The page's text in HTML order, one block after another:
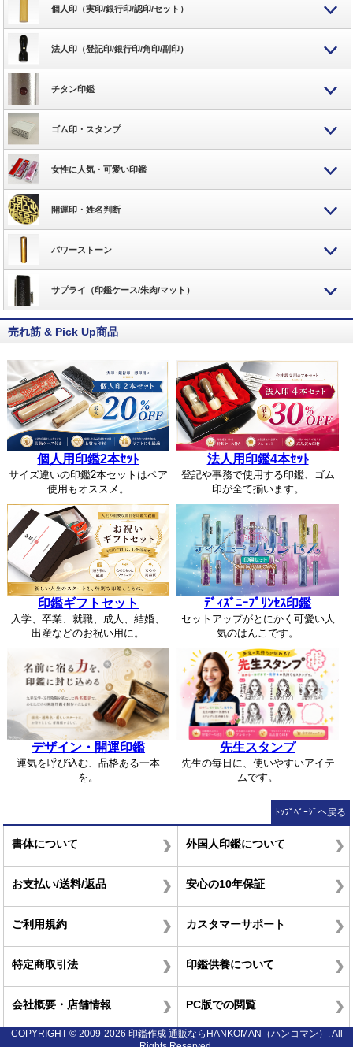
個人印（実印/銀行印/認印/セット）
法人印（登記印/銀行印/角印/副印）
チタン印鑑
ゴム印・スタンプ
女性に人気・可愛い印鑑
開運印・姓名判断
パワーストーン
サプライ（印鑑ケース/朱肉/マット）
売れ筋 & Pick Up商品
個人用印鑑2本ｾｯﾄ
サイズ違いの印鑑2本セットはペア
使用もオススメ。
法人用印鑑4本ｾｯﾄ
登記や事務で使用する印鑑、ゴム
印が全て揃います。
印鑑ギフトセット
入学、卒業、就職、成人、結婚、
出産などのお祝い用に。
ﾃﾞｨｽﾞﾆｰﾌﾟﾘﾝｾｽ印鑑
セットアップがとにかく可愛い人
気のはんこです。
デザイン・開運印鑑
運気を呼び込む、品格ある一本
を。
先生スタンプ
先生の毎日に、使いやすいアイテ
ムです。
ﾄｯﾌﾟﾍﾟｰｼﾞへ戻る
書体について 外国人印鑑について
お支払い/送料/返品 安心の10年保証
ご利用規約 カスタマーサポート
特定商取引法 印鑑供養について
会社概要・店舗情報 PC版での閲覧
COPYRIGHT © 2009-2026 印鑑作成 通販ならHANKOMAN（ハンコマン）. All